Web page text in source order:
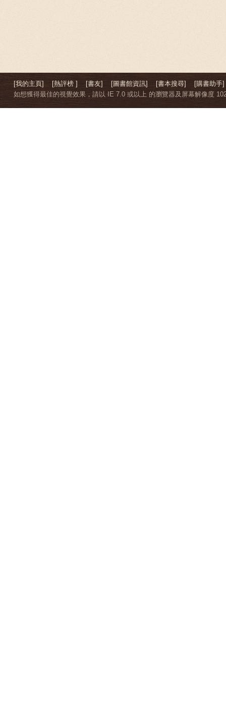
[我的主頁] [熱評榜 ] [書友] [圖書館資訊] [書本搜尋]
[購書助手]
如想獲得最佳的視覺效果，請以 IE 7.0 或以上 的瀏覽器及屏幕解像度